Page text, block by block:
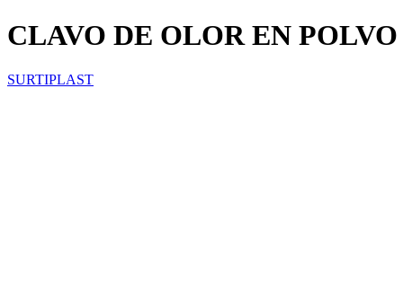
CLAVO DE OLOR EN POLVO
SURTIPLAST